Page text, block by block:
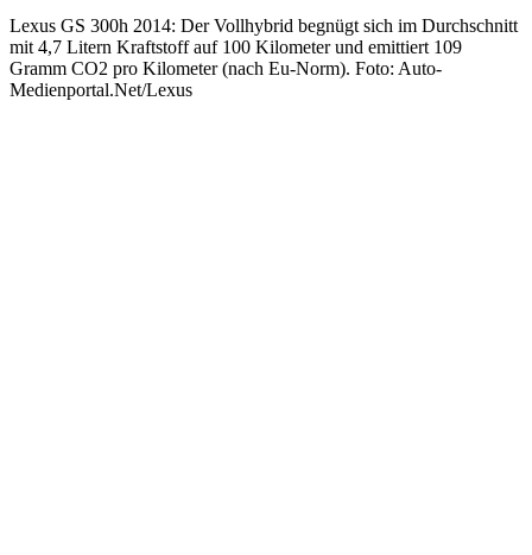
Lexus GS 300h 2014: Der Vollhybrid begnügt sich im Durchschnitt
mit 4,7 Litern Kraftstoff auf 100 Kilometer und emittiert 109
Gramm CO2 pro Kilometer (nach Eu-Norm). Foto: Auto-
Medienportal.Net/Lexus